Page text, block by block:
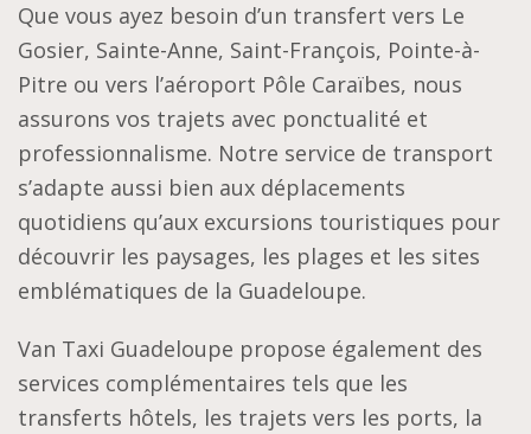
Que vous ayez besoin d’un transfert vers Le
Gosier, Sainte-Anne, Saint-François, Pointe-à-
Pitre ou vers l’aéroport Pôle Caraïbes, nous
assurons vos trajets avec ponctualité et
professionnalisme. Notre service de transport
s’adapte aussi bien aux déplacements
quotidiens qu’aux excursions touristiques pour
découvrir les paysages, les plages et les sites
emblématiques de la Guadeloupe.
Van Taxi Guadeloupe propose également des
services complémentaires tels que les
transferts hôtels, les trajets vers les ports, la